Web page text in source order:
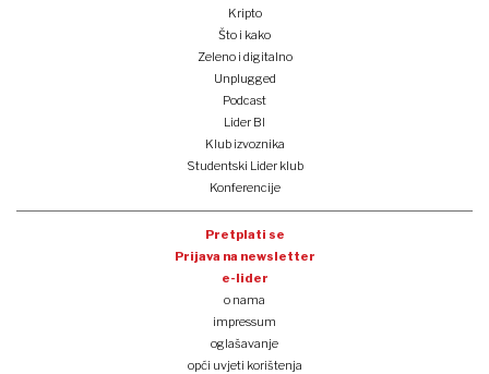
Kripto
Što i kako
Zeleno i digitalno
Unplugged
Podcast
Lider BI
Klub izvoznika
Studentski Lider klub
Konferencije
Pretplati se
Prijava na newsletter
e-lider
o nama
impressum
oglašavanje
opći uvjeti korištenja